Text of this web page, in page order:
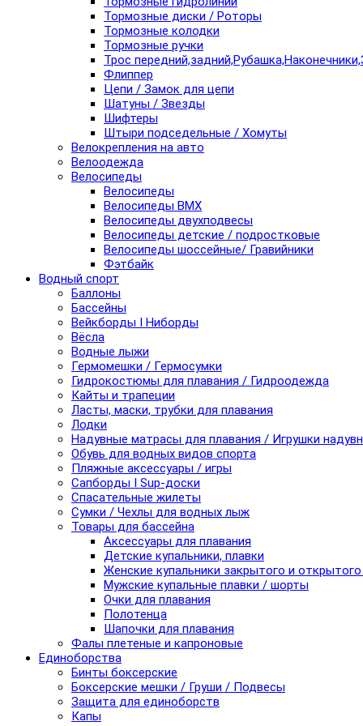
Тормозные диски / Роторы
Тормозные колодки
Тормозные ручки
Трос
Флиппер
Цепи / Замок для цепи
Шатуны / Звезды
Шифтеры
Штыри подседельные / Хомуты
Велокрепления на авто
Велоодежда
Велосипеды
Велосипеды
Велосипеды BMX
Велосипеды двухподвесы
Велосипеды детские / подростковые
Велосипеды шоссейные/ Гравийники
Фэтбайк
Водный спорт
Баллоны
Бассейны
Вейкборды I Ниборды
Вёсла
Водные лыжи
Гермомешки / Гермосумки
Гидрокостюмы для плавания / Гидроодежда
Кайты и трапеции
Ласты, маски, трубки для плавания
Лодки
Надувные матрасы для плавания / Игрушки
Обувь для водных видов спорта
Пляжные аксессуары / игры
Сапборды I Sup-доски
Спасательные жилеты
Сумки / Чехлы для водных лыж
Товары для бассейна
Аксессуары для плавания
Детские купальники, плавки
Женские купальники закрытого и
Мужские купальные плавки / шорты
Очки для плавания
Полотенца
Шапочки для плавания
Фалы плетеные и капроновые
Единоборства
Бинты боксерские
Боксерские мешки / Груши / Подвесы
Защита для единоборств
Капы